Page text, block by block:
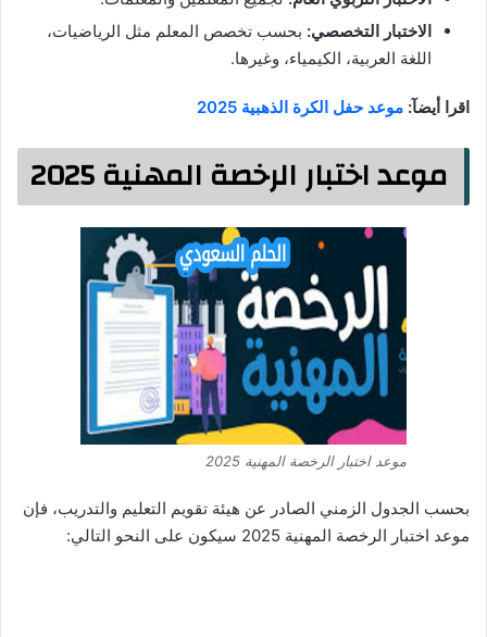
الاختبار التخصصي: بحسب تخصص المعلم مثل الرياضيات،
اللغة العربية، الكيمياء، وغيرها.
اقرا أيضآ: موعد حفل الكرة الذهبية 2025
موعد اختبار الرخصة المهنية 2025
موعد اختبار الرخصة المهنية 2025
بحسب الجدول الزمني الصادر عن هيئة تقويم التعليم والتدريب، فإن
موعد اختبار الرخصة المهنية 2025 سيكون على النحو التالي: